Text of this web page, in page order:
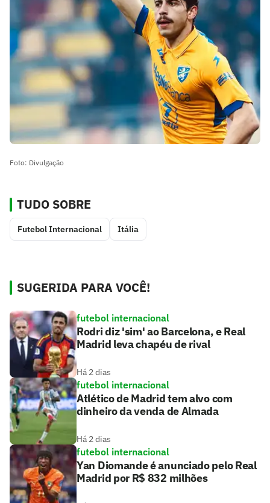
Foto: Divulgação
TUDO SOBRE
Futebol Internacional Itália
SUGERIDA PARA VOCÊ!
futebol internacional
Rodri diz 'sim' ao Barcelona, e Real
Madrid leva chapéu de rival
Há 2 dias
futebol internacional
Atlético de Madrid tem alvo com
dinheiro da venda de Almada
Há 2 dias
futebol internacional
Yan Diomande é anunciado pelo Real
Madrid por R$ 832 milhões